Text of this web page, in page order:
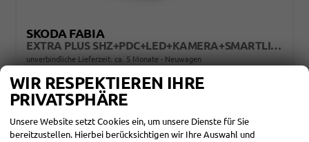
SKODA FABIA
EXTRA PLUS SHZ+PDC+LED+KAMERA+SMARTLINK+LM
unverbindliche Lieferzeit: ca. 5 Monate Neuwagen
Fahrzeugnr. 866030
Schalt. 6-Gang
Kraftstoff Benzin
19.350,– €
incl. 19% MwSt.
DETAILS
WIR RESPEKTIEREN IHRE
PRIVATSPHÄRE
Unsere Website setzt Cookies ein, um unsere Dienste für Sie
bereitzustellen. Hierbei berücksichtigen wir Ihre Auswahl und